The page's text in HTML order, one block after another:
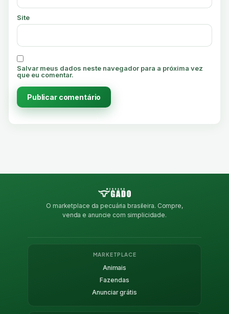
Site
Salvar meus dados neste navegador para a próxima vez
que eu comentar.
O marketplace da pecuária brasileira. Compre,
venda e anuncie com simplicidade.
MARKETPLACE
Animais
Fazendas
Anunciar grátis